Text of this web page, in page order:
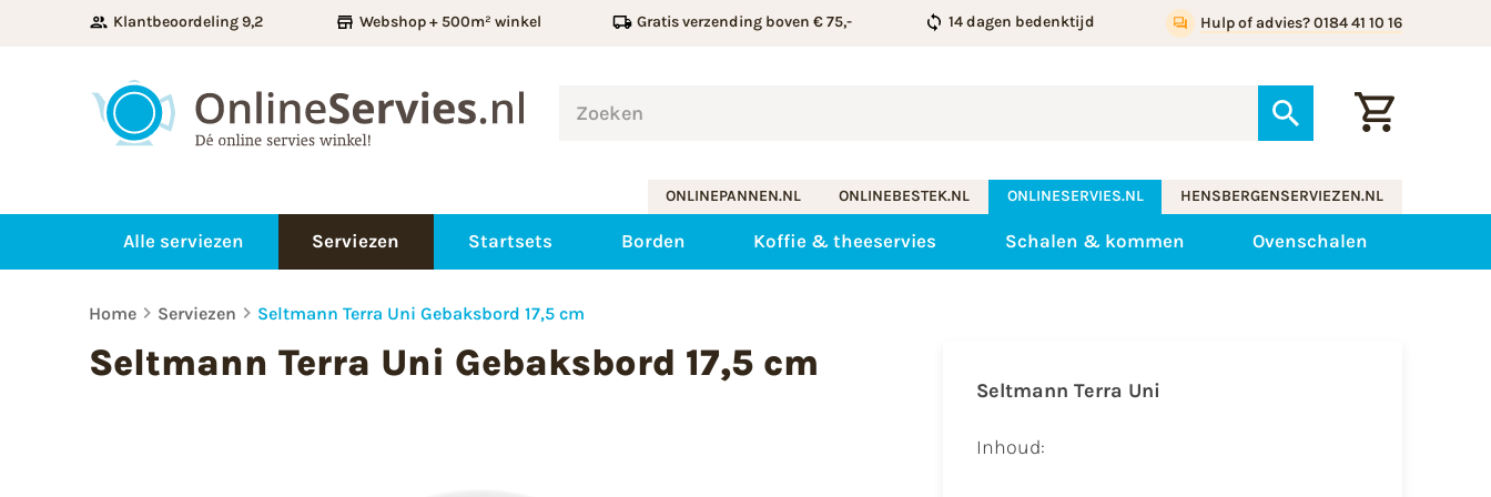
Klantbeoordeling 9,2 Webshop + 500m² winkel Gratis verzending boven € 75,- 14 dagen bedenktijd Hulp of advies? 0184 41 10 16
ONLINEPANNEN.NL ONLINEBESTEK.NL ONLINESERVIES.NL HENSBERGENSERVIEZEN.NL
Alle serviezen Serviezen Startsets Borden Koffie & theeservies Schalen & kommen Ovenschalen
Home Serviezen Seltmann Terra Uni Gebaksbord 17,5 cm
Seltmann Terra Uni Gebaksbord 17,5 cm
Seltmann Terra Uni
Inhoud: